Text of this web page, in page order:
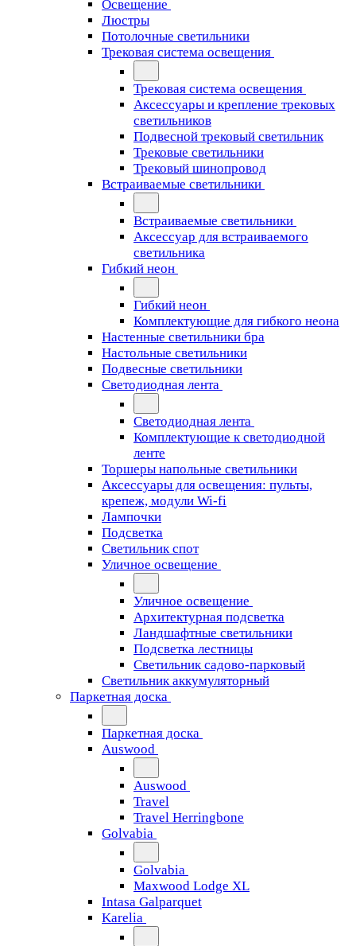
Освещение
Люстры
Потолочные светильники
Трековая система освещения
Трековая система освещения
Аксессуары и крепление трековых
светильников
Подвесной трековый светильник
Трековые светильники
Трековый шинопровод
Встраиваемые светильники
Встраиваемые светильники
Аксессуар для встраиваемого
светильника
Гибкий неон
Гибкий неон
Комплектующие для гибкого неона
Настенные светильники бра
Настольные светильники
Подвесные светильники
Светодиодная лента
Светодиодная лента
Комплектующие к светодиодной
ленте
Торшеры напольные светильники
Аксессуары для освещения: пульты,
крепеж, модули Wi-fi
Лампочки
Подсветка
Светильник спот
Уличное освещение
Уличное освещение
Архитектурная подсветка
Ландшафтные светильники
Подсветка лестницы
Светильник садово-парковый
Светильник аккумуляторный
Паркетная доска
Паркетная доска
Auswood
Auswood
Travel
Travel Herringbone
Golvabia
Golvabia
Maxwood Lodge XL
Intasa Galparquet
Karelia